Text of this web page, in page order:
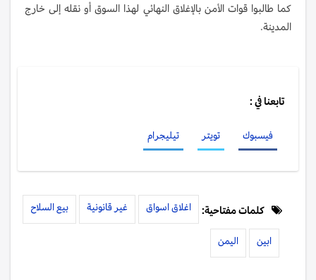
كما طالبوا قوات الأمن بالإغلاق النهائي لهذا السوق أو نقله إلى خارج
المدينة.
تابعنا في :
فيسبوك تويتر تيليجرام
كلمات مفتاحية: اغلاق اسواق غير قانونية بيع السلاح
ابين اليمن